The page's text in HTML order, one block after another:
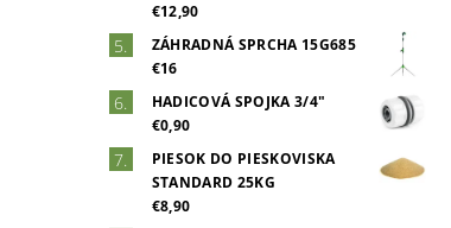
€12,90
ZÁHRADNÁ SPRCHA 15G685
€16
HADICOVÁ SPOJKA 3/4"
€0,90
PIESOK DO PIESKOVISKA
STANDARD 25KG
€8,90